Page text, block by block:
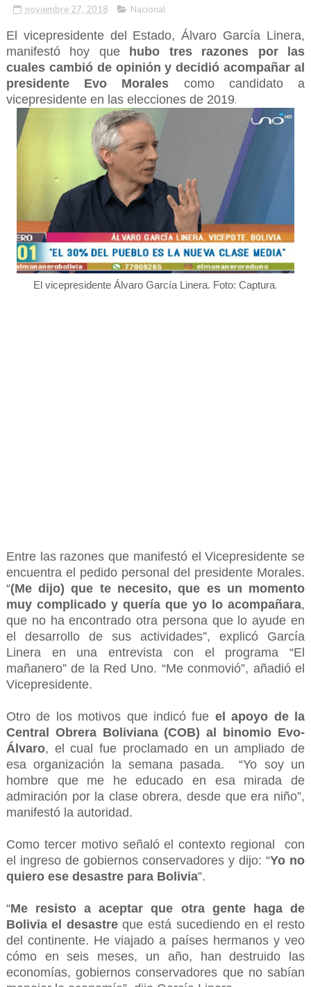
noviembre 27, 2018 Nacional
El vicepresidente del Estado, Álvaro García Linera,
manifestó hoy que
hubo tres razones por las
cuales cambió de opinión y decidió acompañar al
presidente Evo Morales como candidato a
vicepresidente en las elecciones de 2019.
El vicepresidente Álvaro García Linera. Foto: Captura.
Entre las razones que manifestó el Vicepresidente se
encuentra el pedido personal del presidente Morales.
“(Me dijo) que te necesito, que es un momento
muy complicado y quería que yo lo acompañara,
que no ha encontrado otra persona que lo ayude en
el desarrollo de sus actividades”, explicó García
Linera en una entrevista con el programa “El
mañanero” de la Red Uno. “Me conmovió”, añadió el
Vicepresidente.
Otro de los motivos que indicó fue el apoyo de la
Central Obrera Boliviana (COB) al binomio Evo-
Álvaro, el cual fue proclamado en un ampliado de
esa organización la semana pasada. “Yo soy un
hombre que me he educado en esa mirada de
admiración por la clase obrera, desde que era niño”,
manifestó la autoridad.
Como tercer motivo señaló el contexto regional con
el ingreso de gobiernos conservadores y dijo: “Yo no
quiero ese desastre para Bolivia”.
“Me resisto a aceptar que otra gente haga de
Bolivia el desastreque está sucediendo en el resto
del continente. He viajado a países hermanos y veo
cómo en seis meses, un año, han destruido las
economías, gobiernos conservadores que no sabían